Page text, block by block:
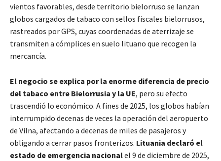
vientos favorables, desde territorio bielorruso se lanzan
globos cargados de tabaco con sellos fiscales bielorrusos,
rastreados por GPS, cuyas coordenadas de aterrizaje se
transmiten a cómplices en suelo lituano que recogen la
mercancía.
El negocio se explica por la enorme diferencia de precio
del tabaco entre Bielorrusia y la UE, pero su efecto
trascendió lo económico. A fines de 2025, los globos habían
interrumpido decenas de veces la operación del aeropuerto
de Vilna, afectando a decenas de miles de pasajeros y
obligando a cerrar pasos fronterizos. Lituania declaró el
estado de emergencia nacionalel 9 de diciembre de 2025,